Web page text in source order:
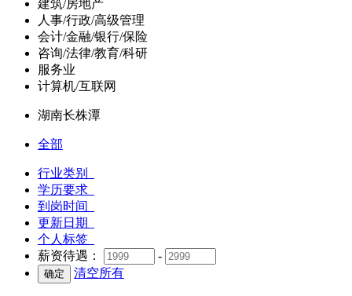
建筑/房地产
人事/行政/高级管理
会计/金融/银行/保险
咨询/法律/教育/科研
服务业
计算机/互联网
湖南长株潭
全部
行业类别
学历要求
到岗时间
更新日期
个人标签
薪资待遇：
-
清空所有